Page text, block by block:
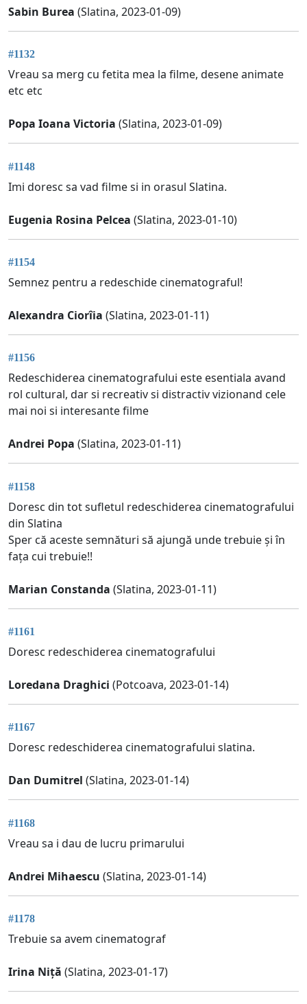
Sabin Burea (Slatina, 2023-01-09)
#1132
Vreau sa merg cu fetita mea la filme, desene animate
etc etc
Popa Ioana Victoria (Slatina, 2023-01-09)
#1148
Imi doresc sa vad filme si in orasul Slatina.
Eugenia Rosina Pelcea (Slatina, 2023-01-10)
#1154
Semnez pentru a redeschide cinematograful!
Alexandra Ciorîia (Slatina, 2023-01-11)
#1156
Redeschiderea cinematografului este esentiala avand
rol cultural, dar si recreativ si distractiv vizionand cele
mai noi si interesante filme
Andrei Popa (Slatina, 2023-01-11)
#1158
Doresc din tot sufletul redeschiderea cinematografului
din Slatina
Sper că aceste semnături să ajungă unde trebuie și în
fața cui trebuie!!
Marian Constanda (Slatina, 2023-01-11)
#1161
Doresc redeschiderea cinematografului
Loredana Draghici (Potcoava, 2023-01-14)
#1167
Doresc redeschiderea cinematografului slatina.
Dan Dumitrel (Slatina, 2023-01-14)
#1168
Vreau sa i dau de lucru primarului
Andrei Mihaescu (Slatina, 2023-01-14)
#1178
Trebuie sa avem cinematograf
Irina Niță (Slatina, 2023-01-17)